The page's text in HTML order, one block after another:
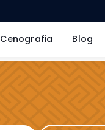
Cenografia Blog